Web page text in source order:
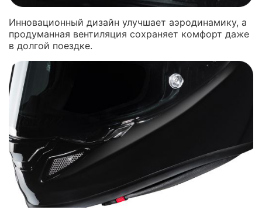
Инновационный дизайн улучшает аэродинамику, а
продуманная вентиляция сохраняет комфорт даже
в долгой поездке.